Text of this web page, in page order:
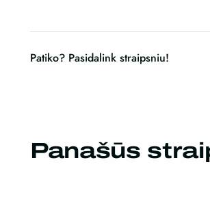
Patiko? Pasidalink straipsniu!
Panašūs